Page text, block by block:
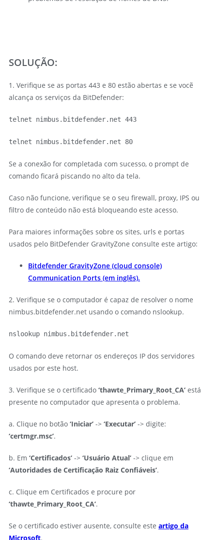
SOLUÇÃO:
1. Verifique se as portas 443 e 80 estão abertas e se vocẽ
alcança os serviços da BitDefender:
telnet nimbus.bitdefender.net 443
telnet nimbus.bitdefender.net 80
Se a conexão for completada com sucesso, o prompt de
comando ficará piscando no alto da tela.
Caso não funcione, verifique se o seu firewall, proxy, IPS ou
filtro de conteúdo não está bloqueando este acesso.
Para maiores informações sobre os sites, urls e portas
usados pelo BitDefender GravityZone consulte este artigo:
Bitdefender GravityZone (cloud console)
Communication Ports (em inglês).
2. Verifique se o computador é capaz de resolver o nome
nimbus.bitdefender.net usando o comando nslookup.
nslookup nimbus.bitdefender.net
O comando deve retornar os endereços IP dos servidores
usados por este host.
3. Verifique se o certificado ‘thawte_Primary_Root_CA’ está
presente no computador que apresenta o problema.
a. Clique no botão ‘Iniciar’ -> ‘Executar’ -> digite:
‘certmgr.msc’.
b. Em ‘Certificados’ -> ‘Usuário Atual’ -> clique em
‘Autoridades de Certificação Raiz Confiáveis’.
c. Clique em Certificados e procure por
‘thawte_Primary_Root_CA’.
Se o certificado estiver ausente, consulte este artigo da
Microsoft.